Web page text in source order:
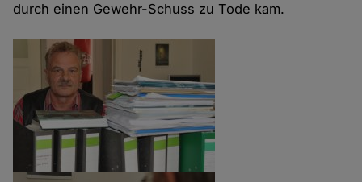
durch einen Gewehr-Schuss zu Tode kam.